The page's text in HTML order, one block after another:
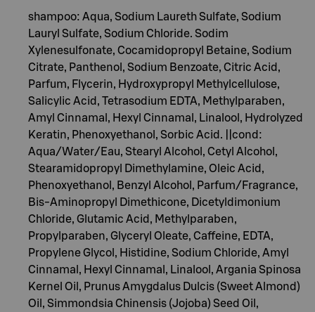
shampoo: Aqua, Sodium Laureth Sulfate, Sodium
Lauryl Sulfate, Sodium Chloride. Sodim
Xylenesulfonate, Cocamidopropyl Betaine, Sodium
Citrate, Panthenol, Sodium Benzoate, Citric Acid,
Parfum, Flycerin, Hydroxypropyl Methylcellulose,
Salicylic Acid, Tetrasodium EDTA, Methylparaben,
Amyl Cinnamal, Hexyl Cinnamal, Linalool, Hydrolyzed
Keratin, Phenoxyethanol, Sorbic Acid. ||cond:
Aqua/Water/Eau, Stearyl Alcohol, Cetyl Alcohol,
Stearamidopropyl Dimethylamine, Oleic Acid,
Phenoxyethanol, Benzyl Alcohol, Parfum/Fragrance,
Bis-Aminopropyl Dimethicone, Dicetyldimonium
Chloride, Glutamic Acid, Methylparaben,
Propylparaben, Glyceryl Oleate, Caffeine, EDTA,
Propylene Glycol, Histidine, Sodium Chloride, Amyl
Cinnamal, Hexyl Cinnamal, Linalool, Argania Spinosa
Kernel Oil, Prunus Amygdalus Dulcis (Sweet Almond)
Oil, Simmondsia Chinensis (Jojoba) Seed Oil,